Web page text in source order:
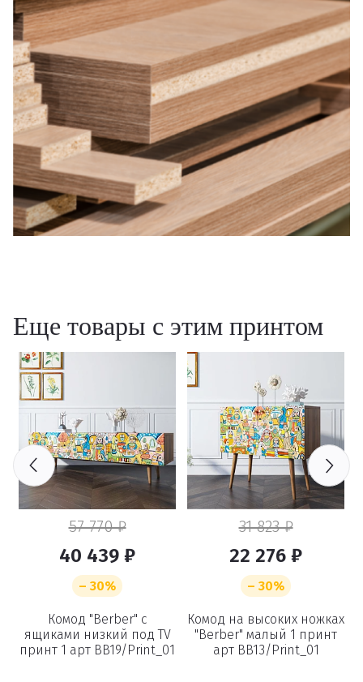
Еще товары с этим принтом
57 770 ₽
40 439 ₽
– 30%
Комод "Berber" с
ящиками низкий под TV
принт 1 арт BB19/Print_01
31 823 ₽
22 276 ₽
– 30%
Комод на высоких ножках
"Berber" малый 1 принт
арт BB13/Print_01